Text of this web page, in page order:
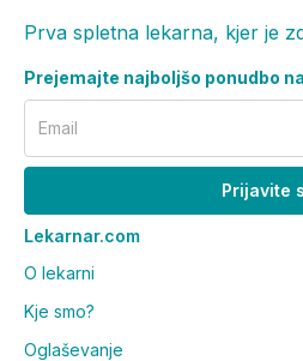
Prva spletna lekarna, kjer je
Prejemajte najboljšo ponudbo
Email
Prijavite
Lekarnar.com
O lekarni
Kje smo?
Oglaševanje